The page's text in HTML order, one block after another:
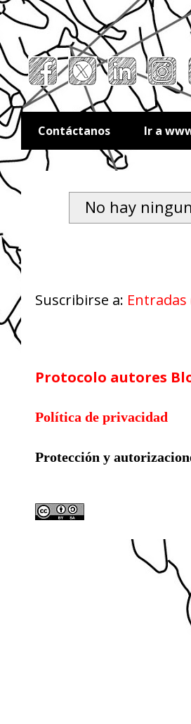
Contáctanos Ir a
No hay
Suscribirse a:
Protocolo autores
Política de privacidad
Protección y